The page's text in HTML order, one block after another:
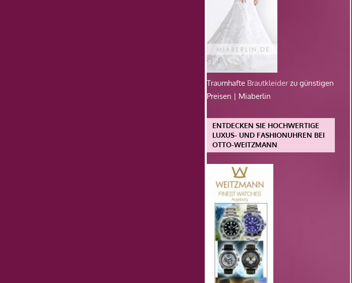
Traumhafte Brautkleiderzu günstigen
Preisen | Miaberlin
ENTDECKEN SIE HOCHWERTIGE
LUXUS- UND FASHIONUHREN BEI
OTTO-WEITZMANN